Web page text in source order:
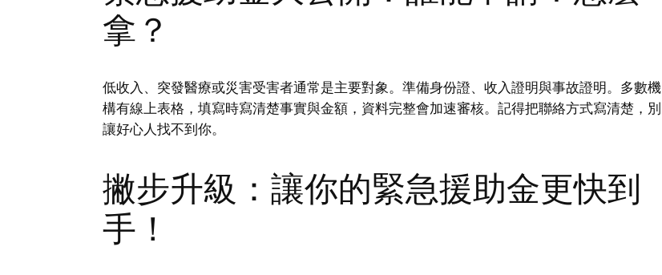
拿？
低收入、突發醫療或災害受害者通常是主要對象。準備身份證、收入證明與事故證明。多數機
構有線上表格，填寫時寫清楚事實與金額，資料完整會加速審核。記得把聯絡方式寫清楚，別
讓好心人找不到你。
撇步升級：讓你的緊急援助金更快到
手！